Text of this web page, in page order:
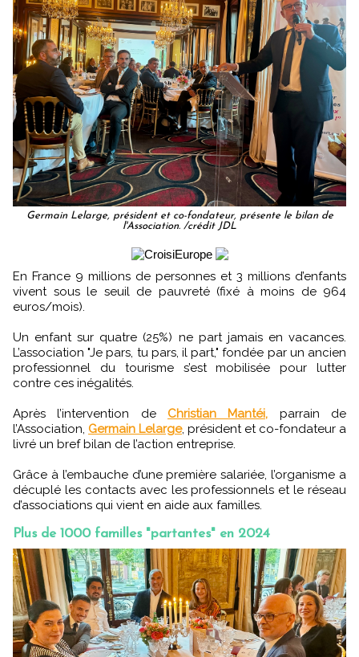
Germain Lelarge, président et co-fondateur, présente le bilan de
l'Association. /crédit JDL
En France 9 millions de personnes et 3 millions d’enfants
vivent sous le seuil de pauvreté (fixé à moins de 964
euros/mois).
Un enfant sur quatre (25%) ne part jamais en vacances.
L’association "Je pars, tu pars, il part," fondée par un ancien
professionnel du tourisme s’est mobilisée pour lutter
contre ces inégalités.
Après l’intervention de Christian Mantéi, parrain de
l’Association, Germain Lelarge, président et co-fondateur a
livré un bref bilan de l’action entreprise.
Grâce à l’embauche d’une première salariée, l’organisme a
décuplé les contacts avec les professionnels et le réseau
d’associations qui vient en aide aux familles.
Plus de 1000 familles "partantes" en 2024